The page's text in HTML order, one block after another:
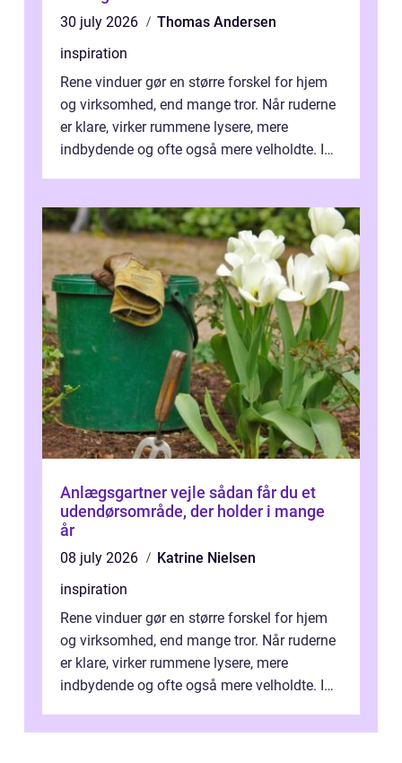
30 july 2026
Thomas Andersen
inspiration
Rene vinduer gør en større forskel for hjem
og virksomhed, end mange tror. Når ruderne
er klare, virker rummene lysere, mere
indbydende og ofte også mere velholdte. I
Anlægsgartner vejle sådan får du et
udendørsområde, der holder i mange
år
08 july 2026
Katrine Nielsen
inspiration
Rene vinduer gør en større forskel for hjem
og virksomhed, end mange tror. Når ruderne
er klare, virker rummene lysere, mere
indbydende og ofte også mere velholdte. I